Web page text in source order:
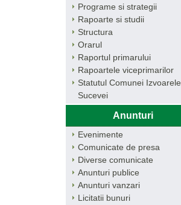
Programe si strategii
Rapoarte si studii
Structura
Orarul
Raportul primarului
Rapoartele viceprimarilor
Statutul Comunei Izvoarele
Sucevei
Anunturi
Evenimente
Comunicate de presa
Diverse comunicate
Anunturi publice
Anunturi vanzari
Licitatii bunuri